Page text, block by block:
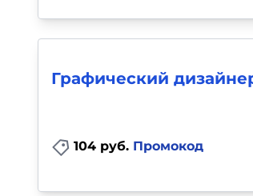
Графический
104 руб. Промокод